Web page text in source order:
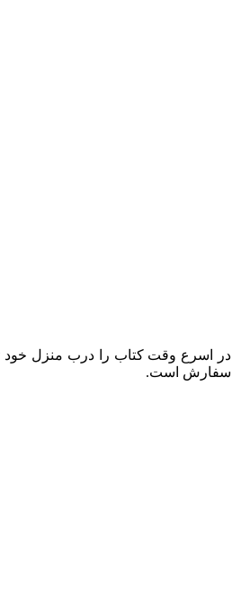
روز اقدام کنید و در اسرع وقت کتاب را
سفارش است.